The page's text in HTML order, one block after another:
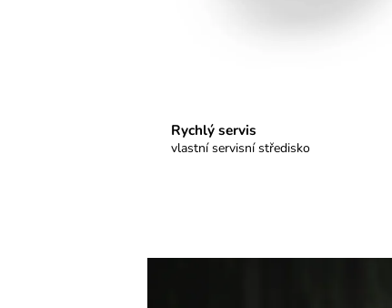
Rychlý servis
vlastní servisní středisko